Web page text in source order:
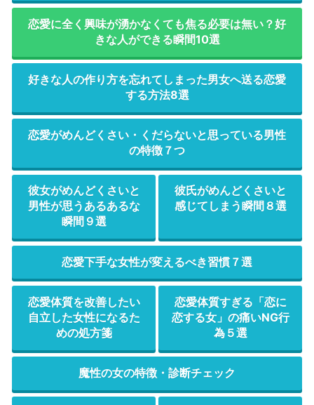
恋愛に全く興味が湧かなくても焦る必要は無い？好
きな人ができる瞬間10選
好きな人の作り方を忘れてしまった男女へ送る恋愛
する方法8選
恋愛がめんどくさい・くだらないと思っている男性
の特徴７つ
彼女がめんどくさいと
男性が思うあるあるな
瞬間９選
彼氏がめんどくさいと
感じてしまう瞬間８選
恋愛下手な女性が変えるべき習慣７選
恋愛体質を改善したい
自立した女性になるた
めの処方箋
恋愛体質すぎる「恋に
恋する女」の痛いNG行
為５選
魔性の女の特徴・診断チェック